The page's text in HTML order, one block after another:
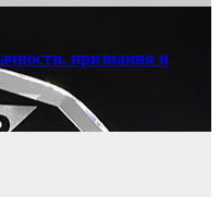
признания и